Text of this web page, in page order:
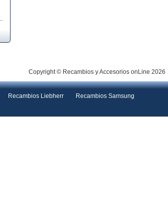
Copyright © Recambios y Accesorios onLine 2026
Recambios Liebherr
Recambios Samsung